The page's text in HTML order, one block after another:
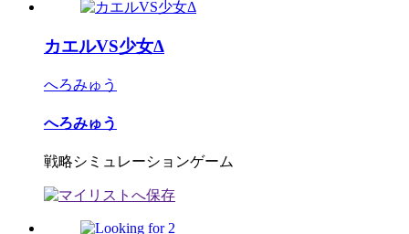
カエルVS少女Δ
へろみゅう
へろみゅう
戦略シミュレーションゲーム